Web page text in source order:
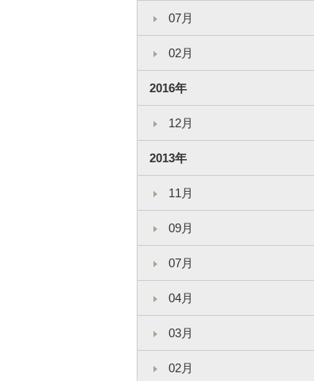
07月
02月
2016年
12月
2013年
11月
09月
07月
04月
03月
02月